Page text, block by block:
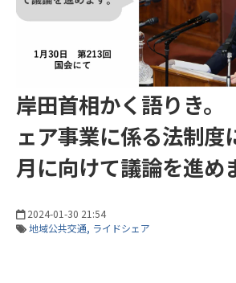
岸田首相かく語りき。
ェア事業に係る法制度
月に向けて議論を進め
2024-01-30 21:54
地域公共交通 ライドシェア